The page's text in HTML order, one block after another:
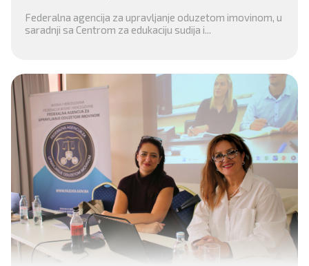
PREDSTAVNIKE INSTITUCIJA
ZAPADNOHERCEGOVAČKOG KANTONA
Federalna agencija za upravljanje oduzetom imovinom, u
saradnji sa Centrom za edukaciju sudija i...